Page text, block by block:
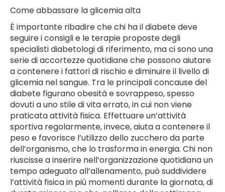
Come abbassare la glicemia alta
È importante ribadire che chi ha il diabete deve
seguire i consigli e le terapie proposte degli
specialisti diabetologi di riferimento, ma ci sono una
serie di accortezze quotidiane che possono aiutare
a contenere i fattori di rischio e diminuire il livello di
glicemia nel sangue. Tra le principali concause del
diabete figurano obesità e sovrappeso, spesso
dovuti a uno stile di vita errato, in cui non viene
praticata attività fisica. Effettuare un’attività
sportiva regolarmente, invece, aiuta a contenere il
peso e favorisce l’utilizzo dello zucchero da parte
dell’organismo, che lo trasforma in energia. Chi non
riuscisse a inserire nell’organizzazione quotidiana un
tempo adeguato all’allenamento, può suddividere
l’attività fisica in più momenti durante la giornata, di